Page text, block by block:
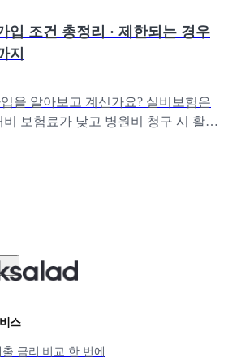
입 조건 총정리 · 제한되는 경우
지
을 알아보고 계신가요? 실비보험은
비 보험료가 낮고 병원비 청구 시 활용
스
금리 비교 한 번에